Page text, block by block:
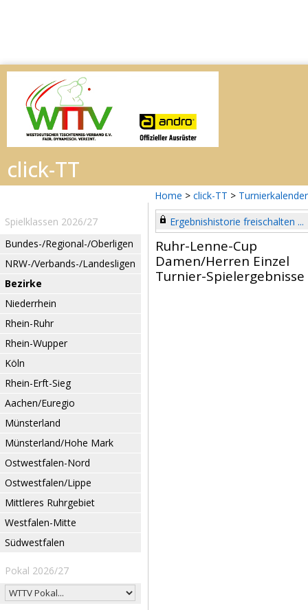
Home > click-TT > Turnierkalender
Spielklassen 2026/27
Bundes-/Regional-/Oberligen
NRW-/Verbands-/Landesligen
Bezirke
Niederrhein
Rhein-Ruhr
Rhein-Wupper
Köln
Rhein-Erft-Sieg
Aachen/Euregio
Münsterland
Münsterland/Hohe Mark
Ostwestfalen-Nord
Ostwestfalen/Lippe
Mittleres Ruhrgebiet
Westfalen-Mitte
Südwestfalen
Pokal 2026/27
Ergebnishistorie freischalten ...
Ruhr-Lenne-Cup
Damen/Herren Einzel
Turnier-Spielergebnisse